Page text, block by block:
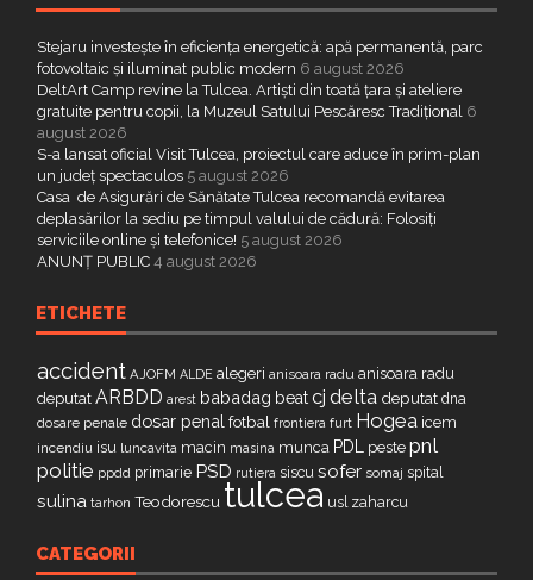
Stejaru investește în eficiența energetică: apă permanentă, parc
fotovoltaic și iluminat public modern 6 august 2026
DeltArt Camp revine la Tulcea. Artiști din toată țara și ateliere
gratuite pentru copii, la Muzeul Satului Pescăresc Tradițional 6
august 2026
S-a lansat oficial Visit Tulcea, proiectul care aduce în prim-plan
un județ spectaculos 5 august 2026
Casa de Asigurări de Sănătate Tulcea recomandă evitarea
deplasărilor la sediu pe timpul valului de cădură: Folosiți
serviciile online și telefonice! 5 august 2026
ANUNȚ PUBLIC 4 august 2026
ETICHETE
accident AJOFM ALDE alegeri anisoara radu anisoara radu
deputat ARBDD arest babadag beatcj delta deputat dna
dosare penale dosar penal fotbal frontiera furt Hogea icem
incendiu isu luncavita macin masina munca PDL peste pnl
politie ppdd primarie PSD rutiera siscu sofer somaj spital
sulina tarhon Teodorescu tulcea usl zaharcu
CATEGORII